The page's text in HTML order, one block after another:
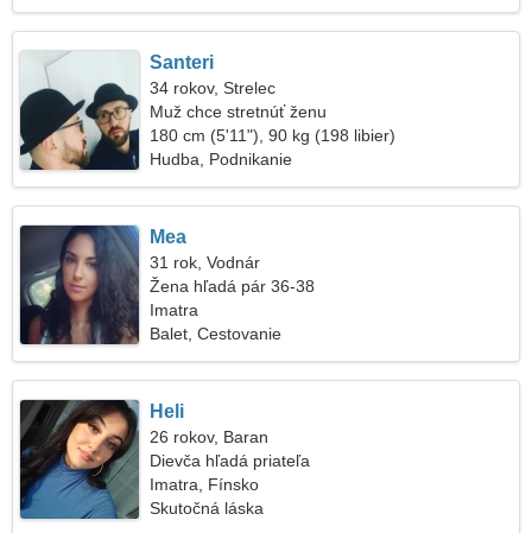
Santeri
34 rokov, Strelec
Muž chce stretnúť ženu
180 cm (5'11"), 90 kg (198 libier)
Hudba, Podnikanie
Mea
31 rok, Vodnár
Žena hľadá pár 36-38
Imatra
Balet, Cestovanie
Heli
26 rokov, Baran
Dievča hľadá priateľa
Imatra, Fínsko
Skutočná láska